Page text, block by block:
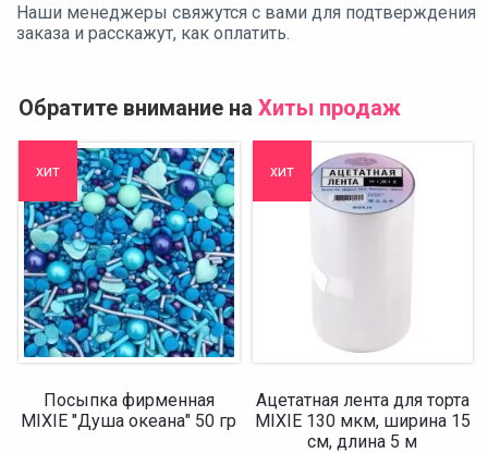
Наши менеджеры свяжутся с вами для подтверждения
заказа и расскажут, как оплатить.
Обратите внимание на Хиты продаж
хит
Посыпка фирменная
MIXIE "Душа океана" 50 гр
хит
Ацетатная лента для торта
MIXIE 130 мкм, ширина 15
см, длина 5 м